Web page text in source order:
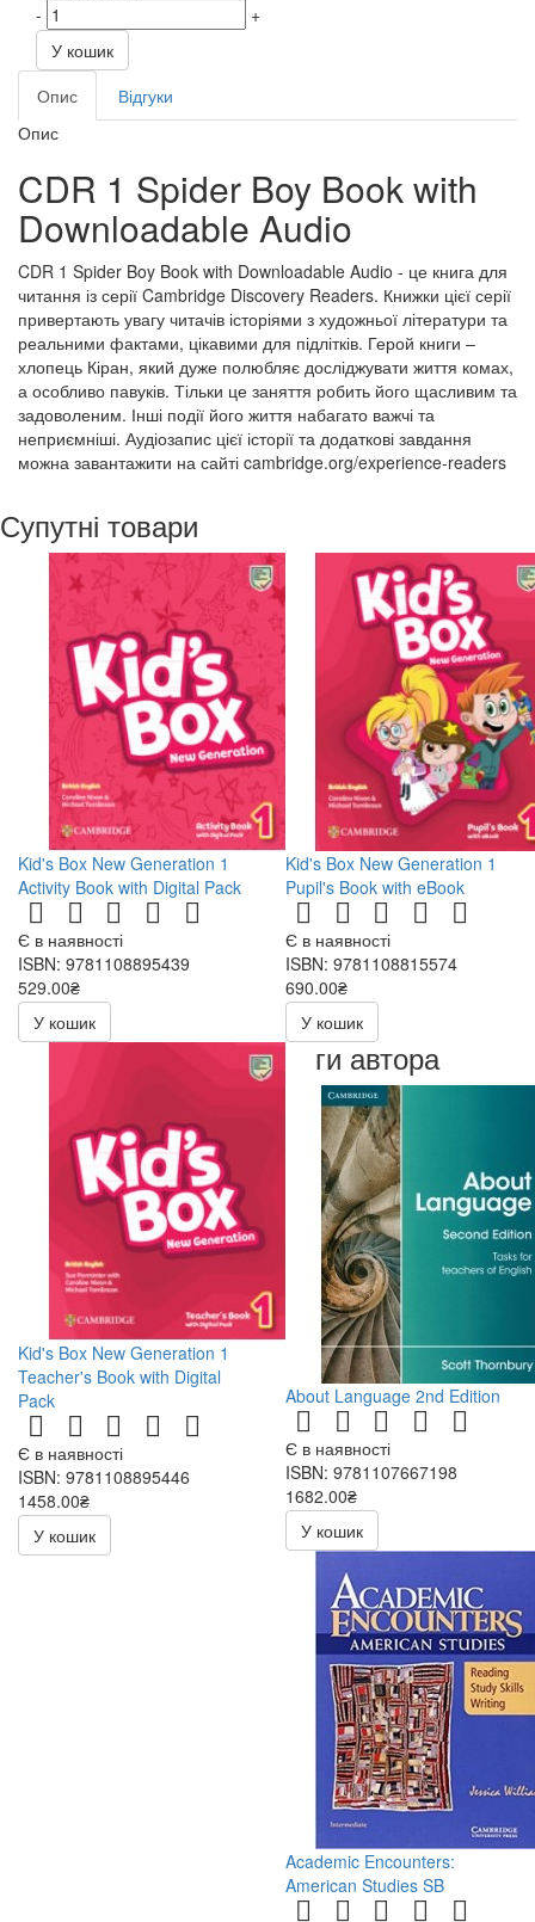
-
+
У кошик
Опис
Відгуки
Опис
CDR 1 Spider Boy Book with
Downloadable Audio
CDR 1 Spider Boy Book with Downloadable Audio - це книга для
читання із серії Cambridge Discovery Readers. Книжки цієї серії
привертають увагу читачів історіями з художньої літератури та
реальними фактами, цікавими для підлітків. Герой книги –
хлопець Кіран, який дуже полюбляє досліджувати життя комах,
а особливо павуків. Тільки це заняття робить його щасливим та
задоволеним. Інші події його життя набагато важчі та
неприємніші. Аудіозапис цієї історії та додаткові завдання
можна завантажити на сайті cambridge.org/experience-readers
Супутні товари
Kid's Box New Generation 1
Activity Book with Digital Pack
Є в наявності
ISBN: 9781108895439
529.00₴
У кошик
Kid's Box New Generation 1
Pupil's Book with eBook
Є в наявності
ISBN: 9781108815574
690.00₴
У кошик
Kid's Box New Generation 1
Teacher's Book with Digital
Pack
Є в наявності
ISBN: 9781108895446
1458.00₴
У кошик
Книги автора
About Language 2nd Edition
Є в наявності
ISBN: 9781107667198
1682.00₴
У кошик
Academic Encounters:
American Studies SB